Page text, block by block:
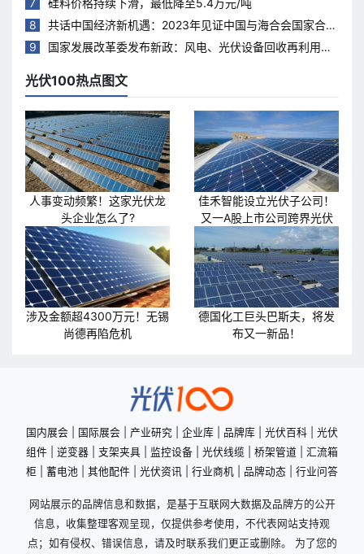
硅料价格持续下滑，最低降至5.4万元/吨
8
共话中国经济新机遇：2023年见证中国与海合会国家合作
热度持续升温
9
国家发展改革委发布新政：风电、光伏设备回收再利用，
光伏100热点图文
人事变动频繁！这家光伏龙
头企业怎么了?
佳禾智能设立光伏子公司！
又一A股上市公司跨界光伏
涉及金额超4300万元！无锡
尚德再陷危机
德国化工巨头巴斯夫，将发
布又一新品！
国内展会 国际展会 产业研究 企业库 品牌库 光伏百科
光伏
组件
逆变器 支架夹具 监控设备 光伏线缆 桥架管道
汇流箱
柜
蓄电池 其他配件 光伏资讯 行业商机 品牌动态 行业问答
网站展示的品牌信息和数据，是基于互联网大数据及品牌方的公开
信息，收集整理客观呈现，仅提供参考使用，不代表网站支持观
点；如有侵权、错误信息，请及时联系我们更正或删除。 为了您的